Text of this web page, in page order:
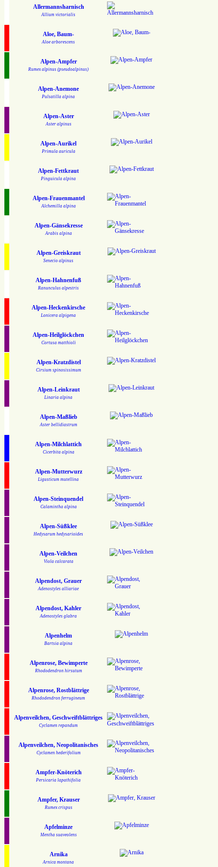
Allermannsharnisch
Allium victorialis
Aloe, Baum-
Aloe arborescens
Alpen-Ampfer
Rumex alpinus (pseudoalpinus)
Alpen-Anemone
Pulsatilla alpina
Alpen-Aster
Aster alpinus
Alpen-Aurikel
Primula auricula
Alpen-Fettkraut
Pinguicula alpina
Alpen-Frauenmantel
Alchemilla alpina
Alpen-Gänsekresse
Arabis alpina
Alpen-Greiskraut
Senecio alpinus
Alpen-Hahnenfuß
Ranunculus alpestris
Alpen-Heckenkirsche
Lonicera alpigena
Alpen-Heilglöckchen
Cortusa matthioli
Alpen-Kratzdistel
Cirsium spinosissimum
Alpen-Leinkraut
Linaria alpina
Alpen-Maßlieb
Aster bellidiastrum
Alpen-Milchlattich
Cicerbita alpina
Alpen-Mutterwurz
Ligusticum mutellina
Alpen-Steinquendel
Calamintha alpina
Alpen-Süßklee
Hedysarum hedysarioides
Alpen-Veilchen
Viola calcarata
Alpendost, Grauer
Adenostyles alliariae
Alpendost, Kahler
Adenostyles glabra
Alpenhelm
Bartsia alpina
Alpenrose, Bewimperte
Rhododendron hirsutum
Alpenrose, Rostblättrige
Rhododendron ferrugineum
Alpenveilchen, Geschweiftblättriges
Cyclamen repandum
Alpenveilchen, Neopolitanisches
Cyclamen hederifolium
Ampfer-Knöterich
Persicaria lapathifolia
Ampfer, Krauser
Rumex crispus
Apfelminze
Mentha suaveolens
Arnika
Arnica montana